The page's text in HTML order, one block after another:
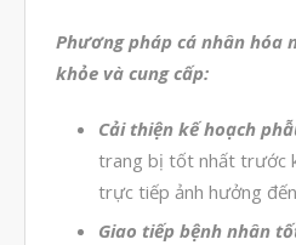
Phương pháp cá nhân hóa
khỏe và cung cấp:
Cải thiện kế hoạch
trang bị tốt nhất trước
trực tiếp ảnh hưởng
Giao tiếp bệnh nhân